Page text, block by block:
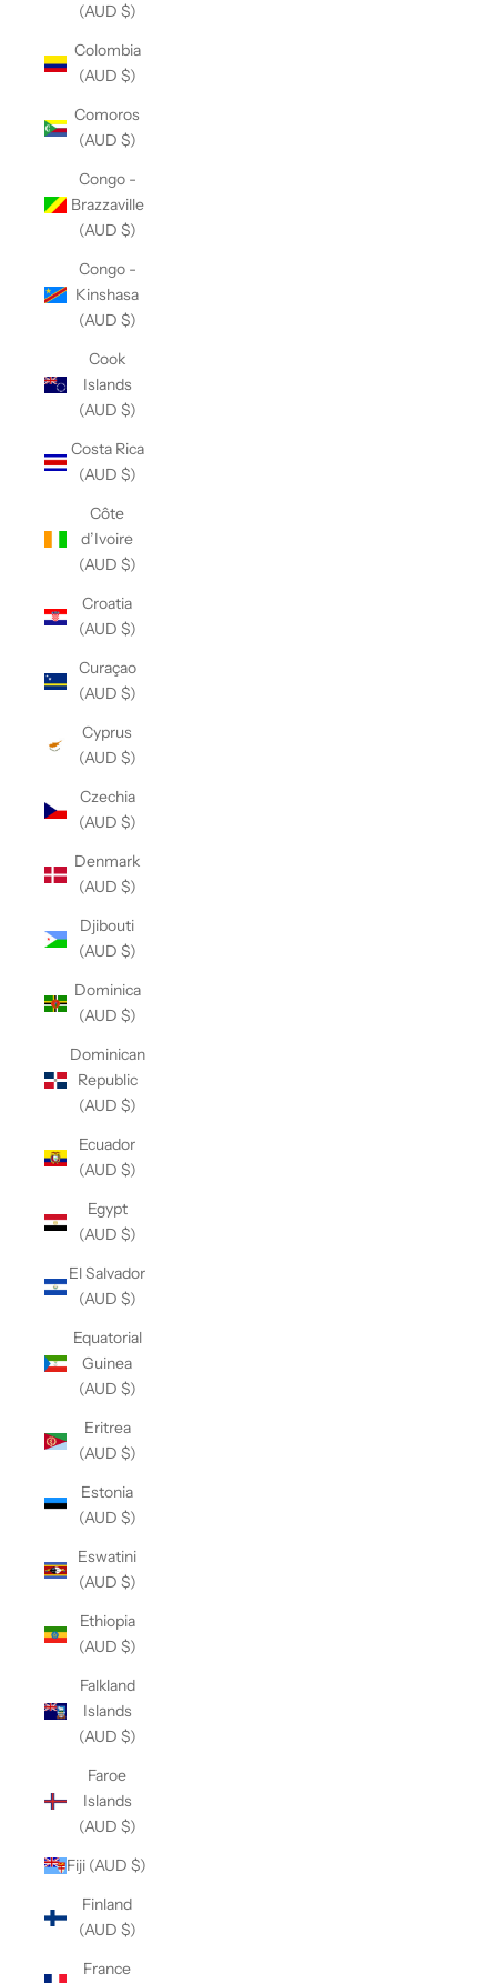
(AUD $)
Colombia
(AUD $)
Comoros
(AUD $)
Congo -
Brazzaville
(AUD $)
Congo -
Kinshasa
(AUD $)
Cook
Islands
(AUD $)
Costa Rica
(AUD $)
Côte
d’Ivoire
(AUD $)
Croatia
(AUD $)
Curaçao
(AUD $)
Cyprus
(AUD $)
Czechia
(AUD $)
Denmark
(AUD $)
Djibouti
(AUD $)
Dominica
(AUD $)
Dominican
Republic
(AUD $)
Ecuador
(AUD $)
Egypt
(AUD $)
El Salvador
(AUD $)
Equatorial
Guinea
(AUD $)
Eritrea
(AUD $)
Estonia
(AUD $)
Eswatini
(AUD $)
Ethiopia
(AUD $)
Falkland
Islands
(AUD $)
Faroe
Islands
(AUD $)
Fiji (AUD $)
Finland
(AUD $)
France